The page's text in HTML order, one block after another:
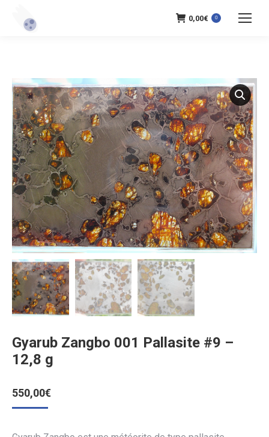
0,00€ 0
Gyarub Zangbo 001 Pallasite #9 –
12,8 g
550,00€